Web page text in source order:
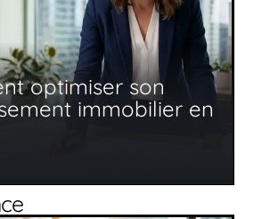
optimiser son
immobilier en